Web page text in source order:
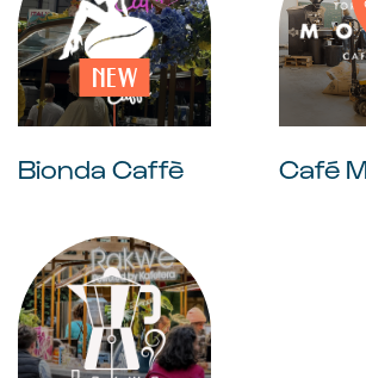
NEW
Bionda Caffè Café